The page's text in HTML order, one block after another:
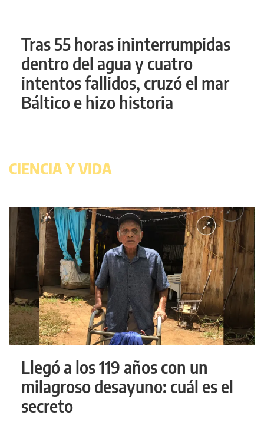
Tras 55 horas ininterrumpidas
dentro del agua y cuatro
intentos fallidos, cruzó el mar
Báltico e hizo historia
CIENCIA Y VIDA
Llegó a los 119 años con un
milagroso desayuno: cuál es el
secreto